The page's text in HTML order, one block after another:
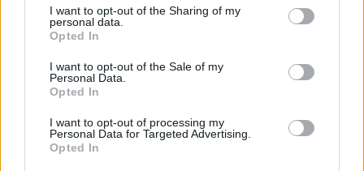
not limited to your visit or usage behaviour. You may click to
grant or deny consent to Google and its third-party tags to
use your data for below specified purposes in below Google
consent section.
I want to opt-out of the Sharing of my
personal data.
Opted In
I want to opt-out of the Sale of my
Personal Data.
Opted In
I want to opt-out of processing my
Personal Data for Targeted Advertising.
Opted In
yeauhe
7 éve
Ajjaj sixx, dehát azóta kimaradt egy Upfronts meg
most épp kimarad egy Comic Con is, így nehezen
komolyan vehető egy tévés blog. Kár lenne érte, na.